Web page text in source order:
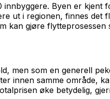
Byen er
ut i regionen, finnes
kan gjøre flytteprosessen
men som en generell
innen samme område,
øke betydelig,